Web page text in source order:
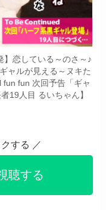
】恋している～のさ～♪
ャルが見える～ヌキた
fun 次回予告「ギャ
19人目 るいちゃん】
する ／
聴する